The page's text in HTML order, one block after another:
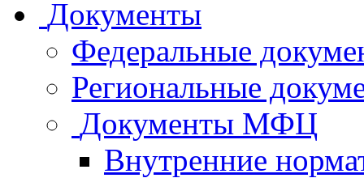
Документы
Федеральные
Региональные
Документы МФЦ
Внутренние